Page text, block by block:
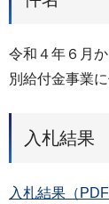
令和４年６月
別給付金事業
入札結果
入札結果（